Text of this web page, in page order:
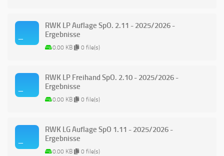
RWK LP Auflage SpO. 2.11 - 2025/2026 -
Ergebnisse
0.00 KB 0 file(s)
RWK LP Freihand SpO. 2.10 - 2025/2026 -
Ergebnisse
0.00 KB 0 file(s)
RWK LG Auflage SpO 1.11 - 2025/2026 -
Ergebnisse
0.00 KB 0 file(s)